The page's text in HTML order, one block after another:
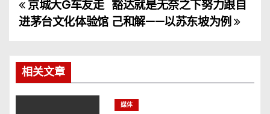
文
导
航
豁达就是无奈之下努力跟自
己和解——以苏东坡为例
京城大G车友走
进茅台文化体验馆
相关文章
媒体